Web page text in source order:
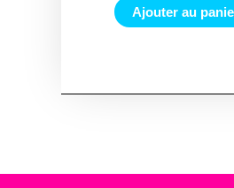
Ajouter au